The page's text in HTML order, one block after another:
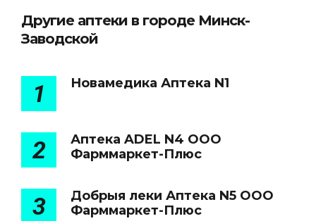
Другие аптеки в городе Минск-
Заводской
1 Новамедика Аптека N1
2
Аптека ADEL N4 ООО
Фарммаркет-Плюс
3
Добрыя леки Аптека N5 ООО
Фарммаркет-Плюс